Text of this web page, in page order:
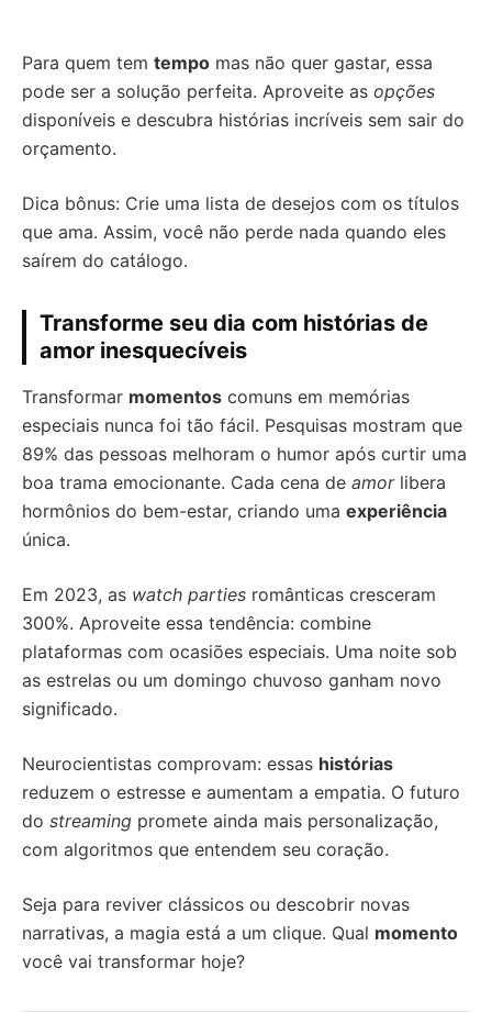
Para quem tem tempo mas não quer gastar, essa
pode ser a solução perfeita. Aproveite as opções
disponíveis e descubra histórias incríveis sem sair do
orçamento.
Dica bônus: Crie uma lista de desejos com os títulos
que ama. Assim, você não perde nada quando eles
saírem do catálogo.
Transforme seu dia com histórias de
amor inesquecíveis
Transformar momentos comuns em memórias
especiais nunca foi tão fácil. Pesquisas mostram que
89% das pessoas melhoram o humor após curtir uma
boa trama emocionante. Cada cena de amorlibera
hormônios do bem-estar, criando uma experiência
única.
Em 2023, as watch parties românticas cresceram
300%. Aproveite essa tendência: combine
plataformas com ocasiões especiais. Uma noite sob
as estrelas ou um domingo chuvoso ganham novo
significado.
Neurocientistas comprovam: essas histórias
reduzem o estresse e aumentam a empatia. O futuro
do streaming promete ainda mais personalização,
com algoritmos que entendem seu coração.
Seja para reviver clássicos ou descobrir novas
narrativas, a magia está a um clique. Qual momento
você vai transformar hoje?